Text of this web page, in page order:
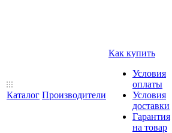
Каталог Производители
Как купить
Условия
оплаты
Условия
доставки
Гарантия
на товар